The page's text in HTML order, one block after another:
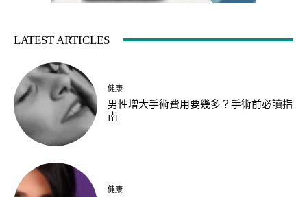
LATEST ARTICLES
健康
男性增大手術費用要幾多？手術前必讀指
南
健康